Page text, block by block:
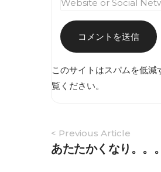
このサイトはスパムを低
覧ください。
Article
Navigation
< Previous Article
あたたかくなり。。